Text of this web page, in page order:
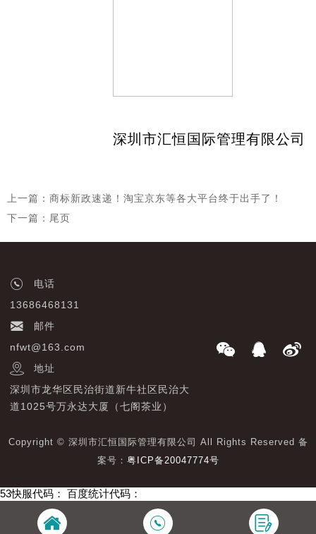
深圳市汇恒国际管理有限公司
上一篇：商标新政速递！淘宝京东等各大平台终于出手了！
下一篇：尾页
电话
13686468131
邮件
nfwt@163.com
地址
深圳市龙华区民治街道新牛社区民治大
道1025号万永达大厦（七阁茶业）
Copyright © 深圳市汇恒国际管理有限公司 All Rights Reserved 备
案号： 粤ICP备20047774号
53快服代码： 百度统计代码：